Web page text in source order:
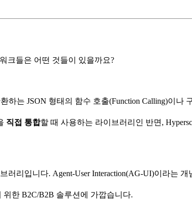
크들은 어떤 것들이 있을까요?
는 JSON 형태의 함수 호출(Function Calling)이나
직접 통합할 때 사용하는 라이브러리인 반면,
리입니다. Agent-User Interaction(AG-UI)이라는
한 B2C/B2B 솔루션에 가깝습니다.